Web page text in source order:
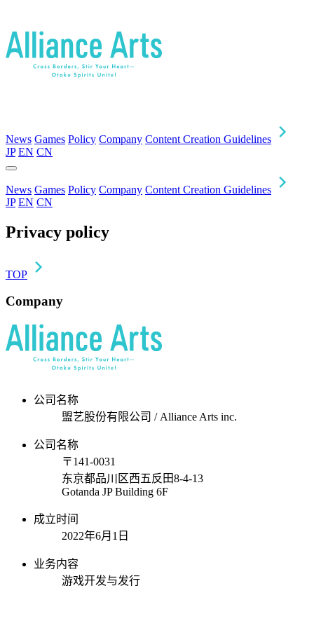
News Games Policy Company Content Creation Guidelines
JP EN CN
News Games Policy Company Content Creation Guidelines
JP EN CN
Privacy policy
TOP
Company
公司名称
盟艺股份有限公司 / Alliance Arts inc.
公司名称
〒141-0031
东京都品川区西五反田8-4-13
Gotanda JP Building 6F
成立时间
2022年6月1日
业务内容
游戏开发与发行